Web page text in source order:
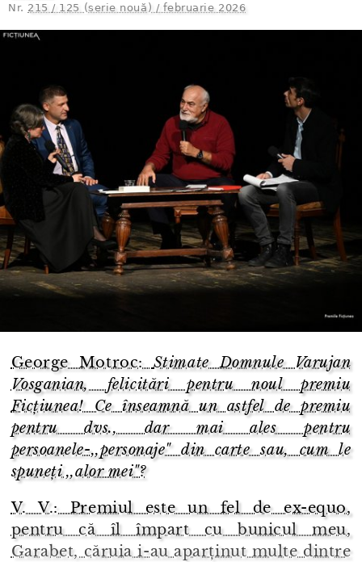
Nr. 215 / 125 (serie nouă) / februarie 2026
George Motroc:Stimate Domnule Varujan
Vosganian, felicitări pentru noul premiu
Ficțiunea! Ce înseamnă un astfel de premiu
pentru dvs., dar mai ales pentru
persoanele-,,personaje" din carte sau, cum le
spuneți ,,alor mei"?
V. V.: Premiul este un fel de ex-equo,
pentru că îl împart cu bunicul meu,
Garabet, căruia i-au aparținut multe dintre